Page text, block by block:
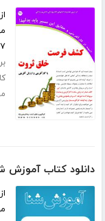
دانلود کتاب آموزش